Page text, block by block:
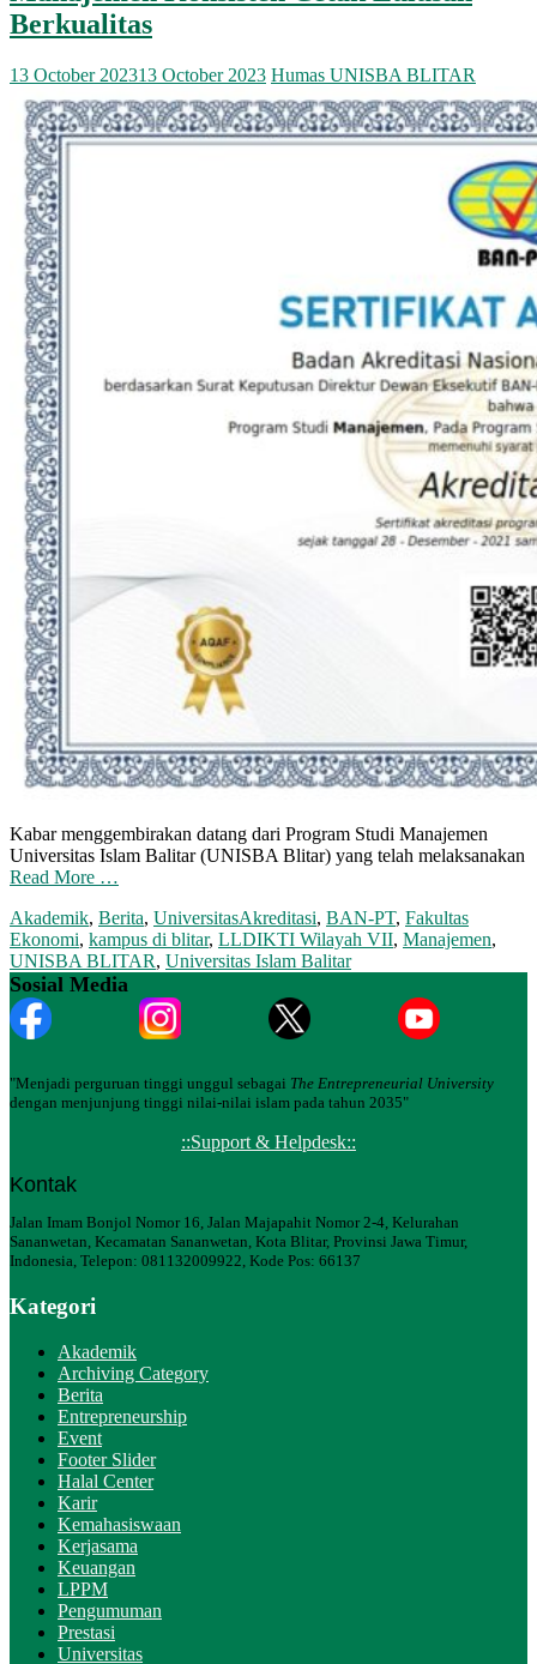
Berkualitas
13 October 202313 October 2023 Humas UNISBA BLITAR
Kabar menggembirakan datang dari Program Studi Manajemen
Universitas Islam Balitar (UNISBA Blitar) yang telah melaksanakan
Read More …
Akademik, Berita, UniversitasAkreditasi, BAN-PT, Fakultas
Ekonomi, kampus di blitar, LLDIKTI Wilayah VII, Manajemen,
UNISBA BLITAR, Universitas Islam Balitar
Sosial Media
"Menjadi perguruan tinggi unggul sebagai The Entrepreneurial University
dengan menjunjung tinggi nilai-nilai islam pada tahun 2035"
::Support & Helpdesk::
Kontak
Jalan Imam Bonjol Nomor 16, Jalan Majapahit Nomor 2-4, Kelurahan
Sananwetan, Kecamatan Sananwetan, Kota Blitar, Provinsi Jawa Timur,
Indonesia, Telepon: 081132009922, Kode Pos: 66137
Kategori
Akademik
Archiving Category
Berita
Entrepreneurship
Event
Footer Slider
Halal Center
Karir
Kemahasiswaan
Kerjasama
Keuangan
LPPM
Pengumuman
Prestasi
Universitas